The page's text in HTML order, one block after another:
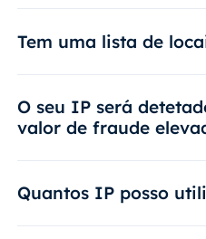
Tem uma lista de
O seu IP será
valor de fraude
Quantos IP posso